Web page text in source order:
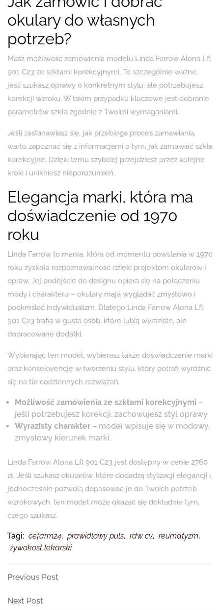
okulary do własnych
potrzeb?
Masz możliwość zamówienia modelu Linda Farrow Alona Lfl
901 C23 ze szkłami korekcyjnymi. To szczególnie ważne,
jeśli szukasz oprawy o konkretnym stylu, ale potrzebujesz
korekcji wzroku. W takim przypadku kluczowe jest dobranie
parametrów szkła zgodnie z Twoimi wymaganiami.
Jeśli zastanawiasz się, jak przebiega proces zamawiania,
warto zapoznać się z informacjami o tym, jak zamawiać szkła
korekcyjne. Dzięki temu szybciej przejdziesz przez kolejne
kroki i unikniesz nieporozumień.
Elegancja marki, która ma
doświadczenie od 1970
roku
Linda Farrow to marka, która od momentu powstania w 1970
roku zyskała rozpoznawalność dzięki projektom okularów i
opraw. Jej podejście do designu opiera się na połączeniu
mody i charakteru – okulary mają wyglądać zmysłowo i
podkreślać indywidualizm. Dlatego Linda Farrow Alona Lfl
901 C23 trafia w gusta osób, które lubią wyraziste, ale
dopracowane dodatki.
Wybierając ten model, wybierasz także doświadczenie marki
oraz konsekwencję w tworzeniu stylu, który potrafi wyróżnić
się na tle codziennych rozwiązań.
Możliwość zamówienia ze szkłami korekcyjnymi –
jeśli potrzebujesz korekcji, zachowujesz styl oprawy.
Wyrazisty charakter – model wpisuje się w modowy,
zmysłowy kierunek marki.
Linda Farrow Alona Lfl 901 C23 jest dostępny w cenie 2760
zł. Jeśli szukasz okularów, które dodadzą stylizacji elegancji i
jednocześnie pozwolą dopasować je do Twoich potrzeb
wzrokowych, ten model może okazać się dokładnie tym,
czego szukasz.
Tagi: cefarm24, prawidlowy puls, rdw cv, reumatyzm,
żywokost lekarski
Nawigacja
wpisu
Previous
Previous Post
Next
Next Post